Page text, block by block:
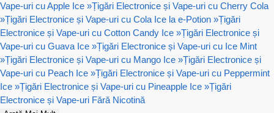
Vape-uri cu Apple Ice »Țigări Electronice și Vape-uri cu Cherry Cola
»Țigări Electronice și Vape-uri cu Cola Ice la e-Potion »Țigări
Electronice și Vape-uri cu Cotton Candy Ice »Țigări Electronice și
Vape-uri cu Guava Ice »Țigări Electronice și Vape-uri cu Ice Mint
»Țigări Electronice și Vape-uri cu Mango Ice »Țigări Electronice și
Vape-uri cu Peach Ice »Țigări Electronice și Vape-uri cu Peppermint
Ice »Țigări Electronice și Vape-uri cu Pineapple Ice »Țigări
Electronice și Vape-uri Fără Nicotină